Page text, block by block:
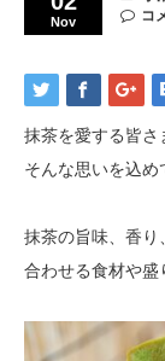
Nov
コ
抹茶を愛する皆さ
そんな思いを込め
抹茶の旨味、香り
合わせる食材や盛